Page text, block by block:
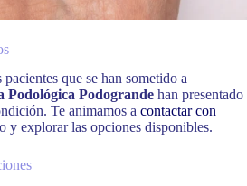
que se han sometido a
Podológica Podogrande han presentado
Te animamos a contactar con
y explorar las opciones disponibles.